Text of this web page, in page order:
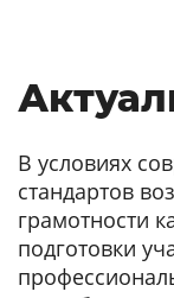
В условиях
стандартов
грамотности
подготовки